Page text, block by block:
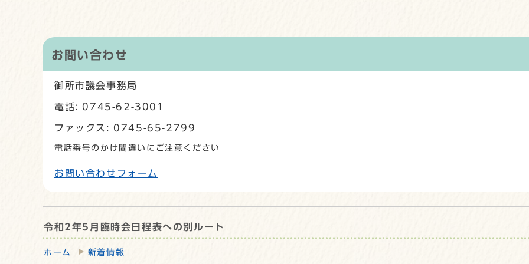
お問い合わせ
御所市議会事務局
電話: 0745-62-3001
ファックス: 0745-65-2799
電話番号のかけ間違いにご注意ください
お問い合わせフォーム
令和2年5月臨時会日程表への別ルート
ホーム 新着情報